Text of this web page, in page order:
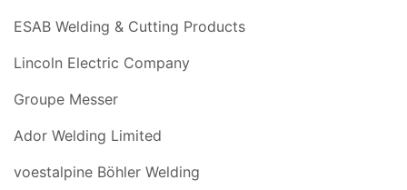
ESAB Welding & Cutting Products
Lincoln Electric Company
Groupe Messer
Ador Welding Limited
voestalpine Böhler Welding